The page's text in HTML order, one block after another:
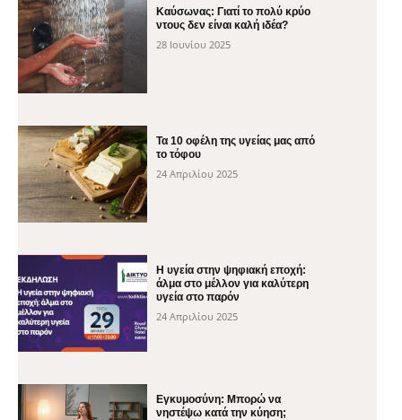
Καύσωνας: Γιατί το πολύ κρύο
ντους δεν είναι καλή ιδέα?
28 Ιουνίου 2025
Τα 10 οφέλη της υγείας μας από
το τόφου
24 Απριλίου 2025
H υγεία στην ψηφιακή εποχή:
άλμα στο μέλλον για καλύτερη
υγεία στο παρόν
24 Απριλίου 2025
Εγκυμοσύνη: Μπορώ να
νηστέψω κατά την κύηση;